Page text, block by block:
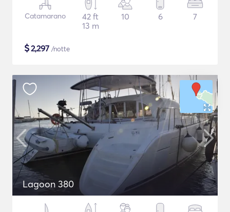
Catamarano
42 ft
13 m
10 6 7
$2,297 /notte
Lagoon 380